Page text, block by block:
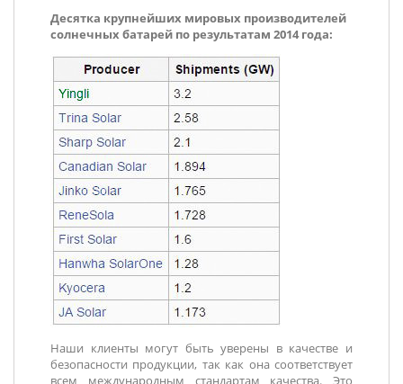
Десятка крупнейших мировых производителей
солнечных батарей по результатам 2014 года:
Наши клиенты могут быть уверены в качестве и
безопасности продукции, так как она соответствует
всем международным стандартам качества. Это